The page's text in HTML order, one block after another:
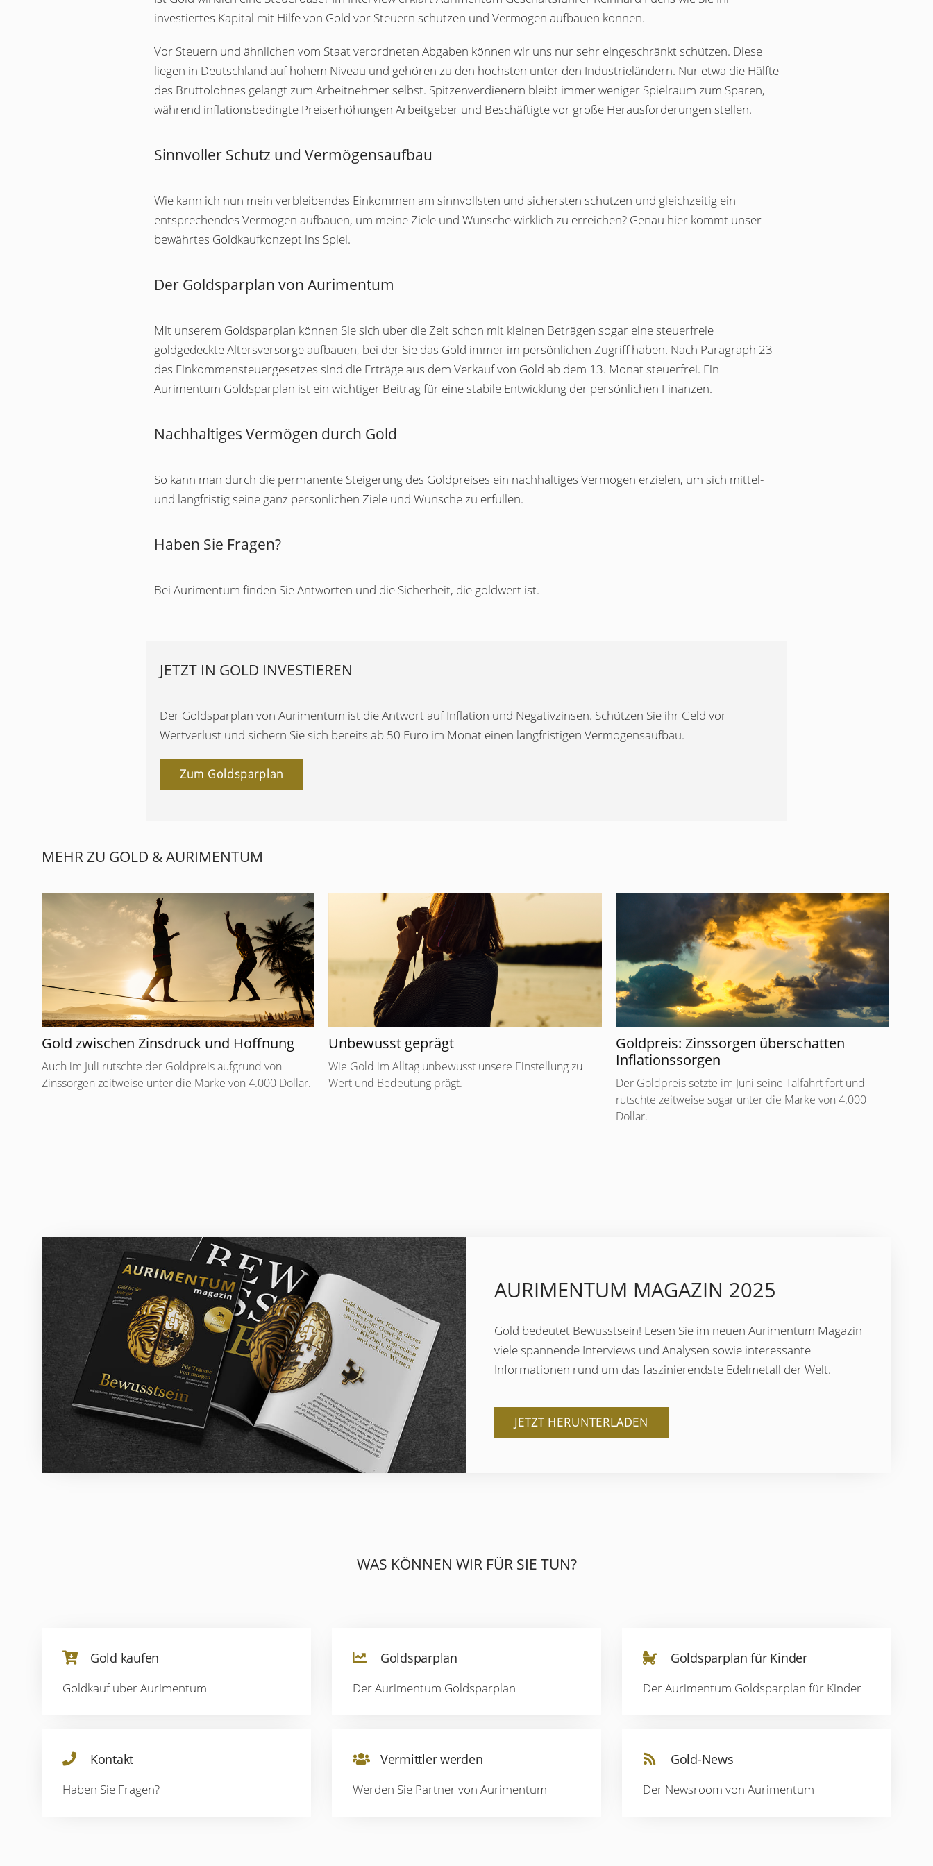
investiertes Kapital mit Hilfe von Gold vor Steuern schützen und Vermögen aufbauen können.
Vor Steuern und ähnlichen vom Staat verordneten Abgaben können wir uns nur sehr eingeschränkt schützen. Diese
liegen in Deutschland auf hohem Niveau und gehören zu den höchsten unter den Industrieländern. Nur etwa die Hälfte
des Bruttolohnes gelangt zum Arbeitnehmer selbst. Spitzenverdienern bleibt immer weniger Spielraum zum Sparen,
während inflationsbedingte Preiserhöhungen Arbeitgeber und Beschäftigte vor große Herausforderungen stellen.
Sinnvoller Schutz und Vermögensaufbau
Wie kann ich nun mein verbleibendes Einkommen am sinnvollsten und sichersten schützen und gleichzeitig ein
entsprechendes Vermögen aufbauen, um meine Ziele und Wünsche wirklich zu erreichen? Genau hier kommt unser
bewährtes Goldkaufkonzept ins Spiel.
Der Goldsparplan von Aurimentum
Mit unserem Goldsparplan können Sie sich über die Zeit schon mit kleinen Beträgen sogar eine steuerfreie
goldgedeckte Altersversorge aufbauen, bei der Sie das Gold immer im persönlichen Zugriff haben. Nach Paragraph 23
des Einkommensteuergesetzes sind die Erträge aus dem Verkauf von Gold ab dem 13. Monat steuerfrei. Ein
Aurimentum Goldsparplan ist ein wichtiger Beitrag für eine stabile Entwicklung der persönlichen Finanzen.
Nachhaltiges Vermögen durch Gold
So kann man durch die permanente Steigerung des Goldpreises ein nachhaltiges Vermögen erzielen, um sich mittel-
und langfristig seine ganz persönlichen Ziele und Wünsche zu erfüllen.
Haben Sie Fragen?
Bei Aurimentum finden Sie Antworten und die Sicherheit, die goldwert ist.
JETZT IN GOLD INVESTIEREN
Der Goldsparplan von Aurimentum ist die Antwort auf Inflation und Negativzinsen. Schützen Sie ihr Geld vor
Wertverlust und sichern Sie sich bereits ab 50 Euro im Monat einen langfristigen Vermögensaufbau.
Zum Goldsparplan
MEHR ZU GOLD & AURIMENTUM
Gold zwischen Zinsdruck und Hoffnung
Auch im Juli rutschte der Goldpreis aufgrund von
Zinssorgen zeitweise unter die Marke von 4.000 Dollar.
Unbewusst geprägt
Wie Gold im Alltag unbewusst unsere Einstellung zu
Wert und Bedeutung prägt.
Goldpreis: Zinssorgen überschatten
Inflationssorgen
Der Goldpreis setzte im Juni seine Talfahrt fort und
rutschte zeitweise sogar unter die Marke von 4.000
Dollar.
AURIMENTUM MAGAZIN 2025
Gold bedeutet Bewusstsein! Lesen Sie im neuen Aurimentum Magazin
viele spannende Interviews und Analysen sowie interessante
Informationen rund um das faszinierendste Edelmetall der Welt.
JETZT HERUNTERLADEN
WAS KÖNNEN WIR FÜR SIE TUN?
Gold kaufen
Goldkauf über Aurimentum
Goldsparplan
Der Aurimentum Goldsparplan
Goldsparplan für Kinder
Der Aurimentum Goldsparplan für Kinder
Kontakt
Haben Sie Fragen?
Vermittler werden
Werden Sie Partner von Aurimentum
Gold-News
Der Newsroom von Aurimentum